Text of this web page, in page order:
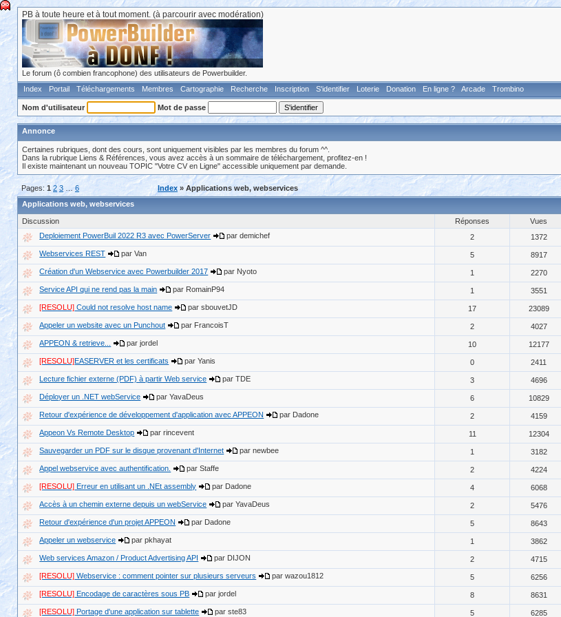
PB à toute heure et à tout moment. (à parcourir avec modération)
Le forum (ô combien francophone) des utilisateurs de Powerbuilder.
Index Portail Téléchargements Membres Cartographie Recherche Inscription S'identifier Loterie Donation En ligne ? Arcade Trombino
Nom d'utilisateur Mot de passe
Annonce
Certaines rubriques, dont des cours, sont uniquement visibles par les membres du forum ^^.
Dans la rubrique Liens & Références, vous avez accès à un sommaire de téléchargement, profitez-en !
Il existe maintenant un nouveau TOPIC "Votre CV en Ligne" accessible uniquement par demande.
Pages: 1 2 3 …6 Index » Applications web, webservices
Applications web, webservices
Discussion Réponses Vues
Deploiement PowerBuil 2022 R3 avec PowerServer
par demichef 2 1372
Webservices REST
par Van 5 8917
Création d'un Webservice avec Powerbuilder 2017
par Nyoto 1 2270
Service API qui ne rend pas la main
par RomainP94 1 3551
[RESOLU] Could not resolve host name par sbouvetJD 17 23089
Appeler un website avec un Punchout
par FrancoisT 2 4027
APPEON & retrieve...
par jordel 10 12177
[RESOLU]EASERVER et les certificats par Yanis 0 2411
Lecture fichier externe (PDF) à partir Web service
par TDE 3 4696
Déployer un .NET webService
par YavaDeus 6 10829
Retour d'expérience de développement d'application avec APPEON
par Dadone 2 4159
Appeon Vs Remote Desktop
par rincevent 11 12304
Sauvegarder un PDF sur le disque provenant d'Internet
par newbee 1 3182
Appel webservice avec authentification.
par Staffe 2 4224
[RESOLU] Erreur en utilisant un .NEt assembly par Dadone 4 6068
Accès à un chemin externe depuis un webService
par YavaDeus 2 5476
Retour d'expérience d'un projet APPEON
par Dadone 5 8643
Appeler un webservice
par pkhayat 1 3862
Web services Amazon / Product Advertising API
par DIJON 2 4715
[RESOLU] Webservice : comment pointer sur plusieurs serveurs par wazou1812 5 6256
[RESOLU] Encodage de caractères sous PB par jordel 8 8631
[RESOLU] Portage d'une application sur tablette par ste83 5 6285